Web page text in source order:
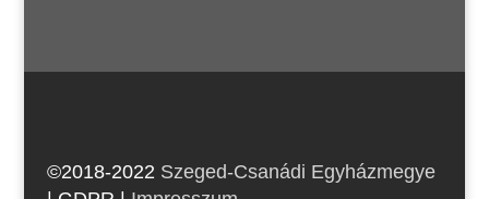
©2018-2022 Szeged-Csanádi Egyházmegye